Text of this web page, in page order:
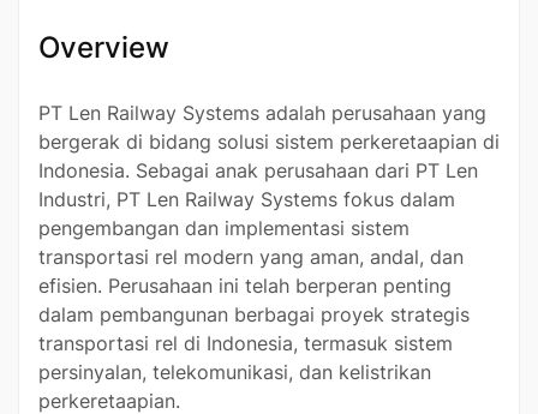
Overview
PT Len Railway Systems adalah perusahaan yang
bergerak di bidang solusi sistem perkeretaapian di
Indonesia. Sebagai anak perusahaan dari PT Len
Industri, PT Len Railway Systems fokus dalam
pengembangan dan implementasi sistem
transportasi rel modern yang aman, andal, dan
efisien. Perusahaan ini telah berperan penting
dalam pembangunan berbagai proyek strategis
transportasi rel di Indonesia, termasuk sistem
persinyalan, telekomunikasi, dan kelistrikan
perkeretaapian.